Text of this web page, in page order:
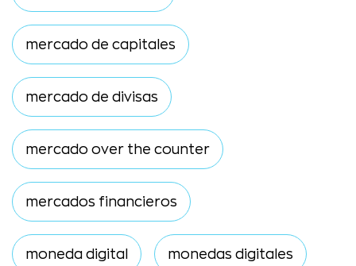
mercado de capitales
mercado de divisas
mercado over the counter
mercados financieros
moneda digital monedas digitales